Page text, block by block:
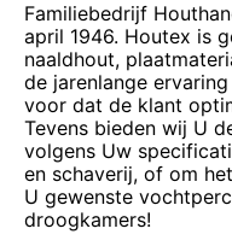
Familiebedrijf
april 1946. Houtex is
naaldhout,
de jarenlange
voor dat de klant
Tevens bieden wij U
volgens Uw
en schaverij, of om
U gewenste
droogkamers!